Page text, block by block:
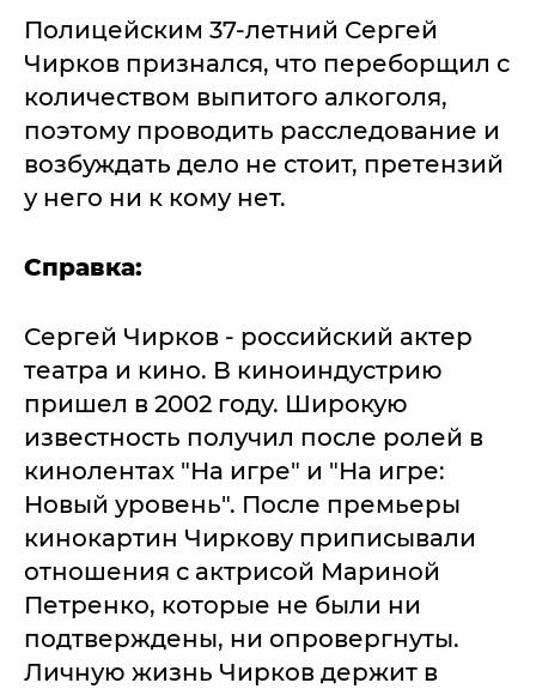
Полицейским 37-летний Сергей
Чирков признался, что переборщил с
количеством выпитого алкоголя,
поэтому проводить расследование и
возбуждать дело не стоит, претензий
у него ни к кому нет.
Справка:
Сергей Чирков - российский актер
театра и кино. В киноиндустрию
пришел в 2002 году. Широкую
известность получил после ролей в
кинолентах "На игре" и "На игре:
Новый уровень". После премьеры
кинокартин Чиркову приписывали
отношения с актрисой Мариной
Петренко, которые не были ни
подтверждены, ни опровергнуты.
Личную жизнь Чирков держит в